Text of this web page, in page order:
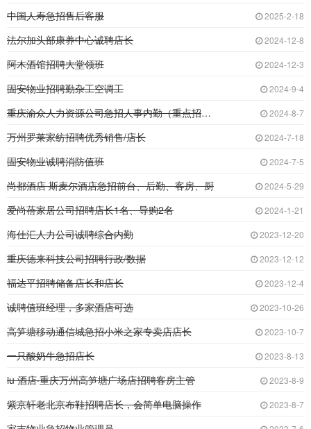
中国人寿急招售后客服 2025-2-18
法尔加头部康养中心诚聘店长 2024-12-8
阿木酒馆招聘大堂领班 2024-12-3
固安物业招聘勤杂工空调工 2024-9-4
重庆渝众人力资源公司急招人事内勤（重点招聘） 2024-8-7
万州罗莱家纺招聘优秀销售/店长 2024-7-18
固安物业诚聘消防值班 2024-7-5
尚都酒店 斯麦尔酒店急招前台、后勤、客房、厨 2024-5-29
爱尚蓓家居公司招聘店长1名、导购2名 2024-1-21
海仕汇人力公司诚聘综合内勤 2023-12-20
重庆德来科技公司招聘行政/数据 2023-12-12
福达平招聘储备店长和店长 2023-12-4
诚聘值班经理，多家酒店可选 2023-10-26
高笋塘移动通信城急招小米之家专卖店店长 2023-10-7
一只酸奶牛急招店长 2023-8-13
iu 酒店·重庆万州高笋塘广场店招聘客房主管 2023-8-9
紫京轩老北京布鞋招聘店长，会简单电脑操作 2023-8-7